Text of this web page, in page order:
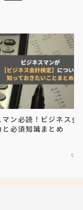
マン必読！ビジネス会
と必須知識まとめ
ビ